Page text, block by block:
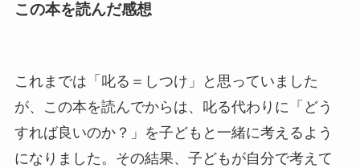
この本を読んだ感想
これまでは「叱る＝しつけ」と思っていました
が、この本を読んでからは、叱る代わりに「どう
すれば良いのか？」を子どもと一緒に考えるよう
になりました。その結果、子どもが自分で考えて